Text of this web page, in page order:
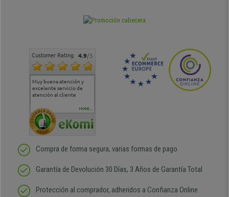
Customer Rating 4.9/5
Muy buena atención y
excelente servicio de
atención al cliente
Muy buena atención de
cara al asesoramiento
Si estoy contento
MORE...
Compra de forma segura, varias formas de pago
Garantía de Devolución 30 Días, 3 Años de Garantía Total
Protección al comprador, adheridos a Confianza Online